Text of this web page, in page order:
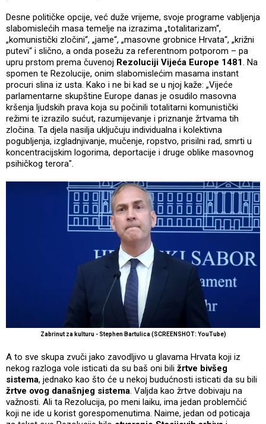
Desne političke opcije, već duže vrijeme, svoje programe vabljenja
slabomislećih masa temelje na izrazima „totalitarizam“,
„komunistički zločini“, „jame“, „masovne grobnice Hrvata“, „križni
putevi“ i slično, a onda posežu za referentnom potporom – pa
upru prstom prema čuvenoj Rezoluciji Vijeća Europe 1481. Na
spomen te Rezolucije, onim slabomislećim masama instant
procuri slina iz usta. Kako i ne bi kad se u njoj kaže: „Vijeće
parlamentarne skupštine Europe danas je osudilo masovna
kršenja ljudskih prava koja su počinili totalitarni komunistički
režimi te izrazilo sućut, razumijevanje i priznanje žrtvama tih
zločina. Ta djela nasilja uključuju individualna i kolektivna
pogubljenja, izgladnjivanje, mučenje, ropstvo, prisilni rad, smrti u
koncentracijskim logorima, deportacije i druge oblike masovnog
psihičkog terora".
Zabrinut za kulturu - Stephen Bartulica (SCREENSHOT: YouTube)
A to sve skupa zvuči jako zavodljivo u glavama Hrvata koji iz
nekog razloga vole isticati da su baš oni bili žrtve bivšeg
sistema, jednako kao što će u nekoj budućnosti isticati da su bili
žrtve ovog današnjeg sistema. Valjda kao žrtve dobivaju na
važnosti. Ali ta Rezolucija, po meni laiku, ima jedan problemčić
koji ne ide u korist gorespomenutima. Naime, jedan od poticaja